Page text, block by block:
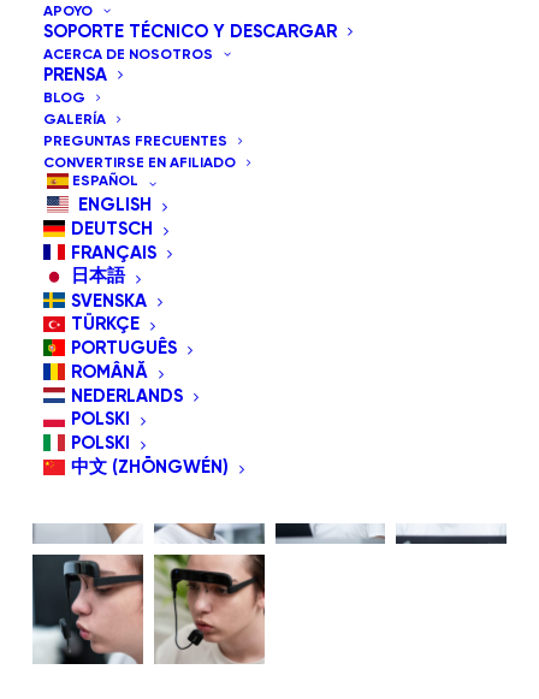
APOYO
SOPORTE TÉCNICO Y DESCARGAR
ACERCA DE NOSOTROS
PRENSA
BLOG
GALERÍA
PREGUNTAS FRECUENTES
CONVERTIRSE EN AFILIADO
ESPAÑOL
ENGLISH
DEUTSCH
FRANÇAIS
日本語
SVENSKA
TÜRKÇE
PORTUGUÊS
ROMÂNĂ
NEDERLANDS
POLSKI
POLSKI
中文 (ZHŌNGWÉN)